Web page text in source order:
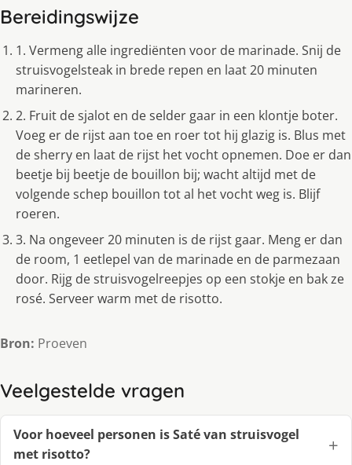
Bereidingswijze
1. Vermeng alle ingrediënten voor de marinade. Snij de
struisvogelsteak in brede repen en laat 20 minuten
marineren.
2. Fruit de sjalot en de selder gaar in een klontje boter.
Voeg er de rijst aan toe en roer tot hij glazig is. Blus met
de sherry en laat de rijst het vocht opnemen. Doe er dan
beetje bij beetje de bouillon bij; wacht altijd met de
volgende schep bouillon tot al het vocht weg is. Blijf
roeren.
3. Na ongeveer 20 minuten is de rijst gaar. Meng er dan
de room, 1 eetlepel van de marinade en de parmezaan
door. Rijg de struisvogelreepjes op een stokje en bak ze
rosé. Serveer warm met de risotto.
Bron: Proeven
Veelgestelde vragen
Voor hoeveel personen is Saté van struisvogel
met risotto?